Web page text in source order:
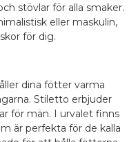
stövlar för alla smaker.
eller maskulin,
för dig.
dina fötter varma
Stiletto erbjuder
för män. I urvalet finns
är perfekta för de kalla